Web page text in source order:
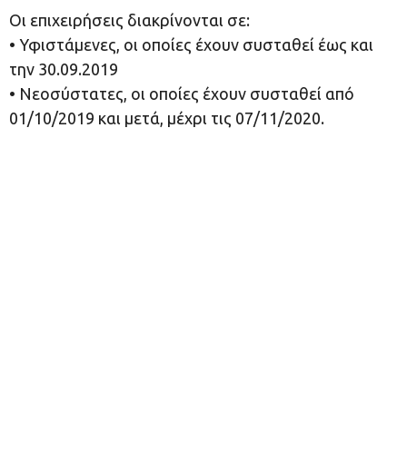
Οι επιχειρήσεις διακρίνονται σε:
• Υφιστάμενες, οι οποίες έχουν συσταθεί έως και
την 30.09.2019
• Νεοσύστατες, οι οποίες έχουν συσταθεί από
01/10/2019 και μετά, μέχρι τις 07/11/2020.